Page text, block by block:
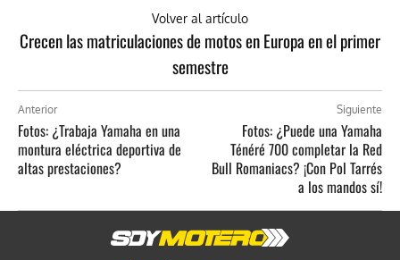
Volver al artículo
Crecen las matriculaciones de motos en Europa en el primer
semestre
Anterior
Fotos: ¿Trabaja Yamaha en una
montura eléctrica deportiva de
altas prestaciones?
Siguiente
Fotos: ¿Puede una Yamaha
Ténéré 700 completar la Red
Bull Romaniacs? ¡Con Pol Tarrés
a los mandos sí!